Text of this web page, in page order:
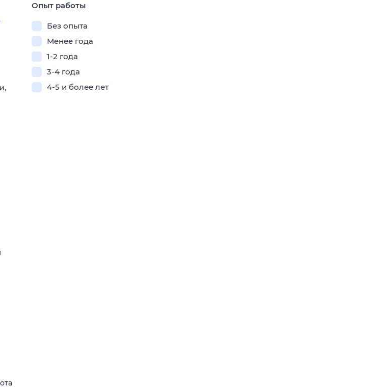
Опыт работы
Без опыта
Менее года
1-2 года
3-4 года
4-5 и более лет